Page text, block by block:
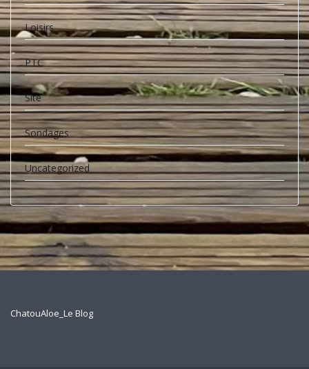
Loisirs
PTC
Site
Sondages
Uncategorized
ChatouAloe_Le Blog